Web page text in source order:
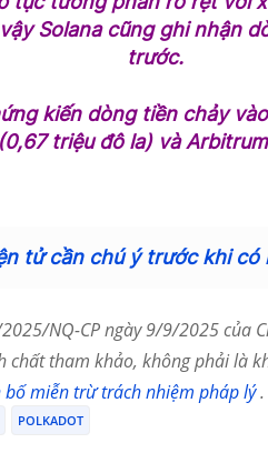
Solana cũng ghi nhận
trước.
kiến ​​dòng tiền chảy
triệu đô la) và
tử cần chú ý trước khi có
NQ-CP ngày 9/9/2025 của
chất tham khảo, không phải là
bố miễn trừ trách nhiệm pháp lý.
POLKADOT